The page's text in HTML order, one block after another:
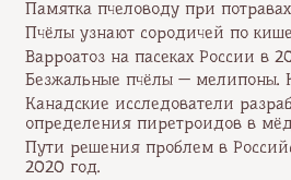
Памятка пчеловоду при потравах
Пчёлы узнают сородичей по
Варроатоз на пасеках России в
Безжальные пчёлы — мелипоны.
Канадские исследователи
определения пиретроидов в
Пути решения проблем в
2020 год.